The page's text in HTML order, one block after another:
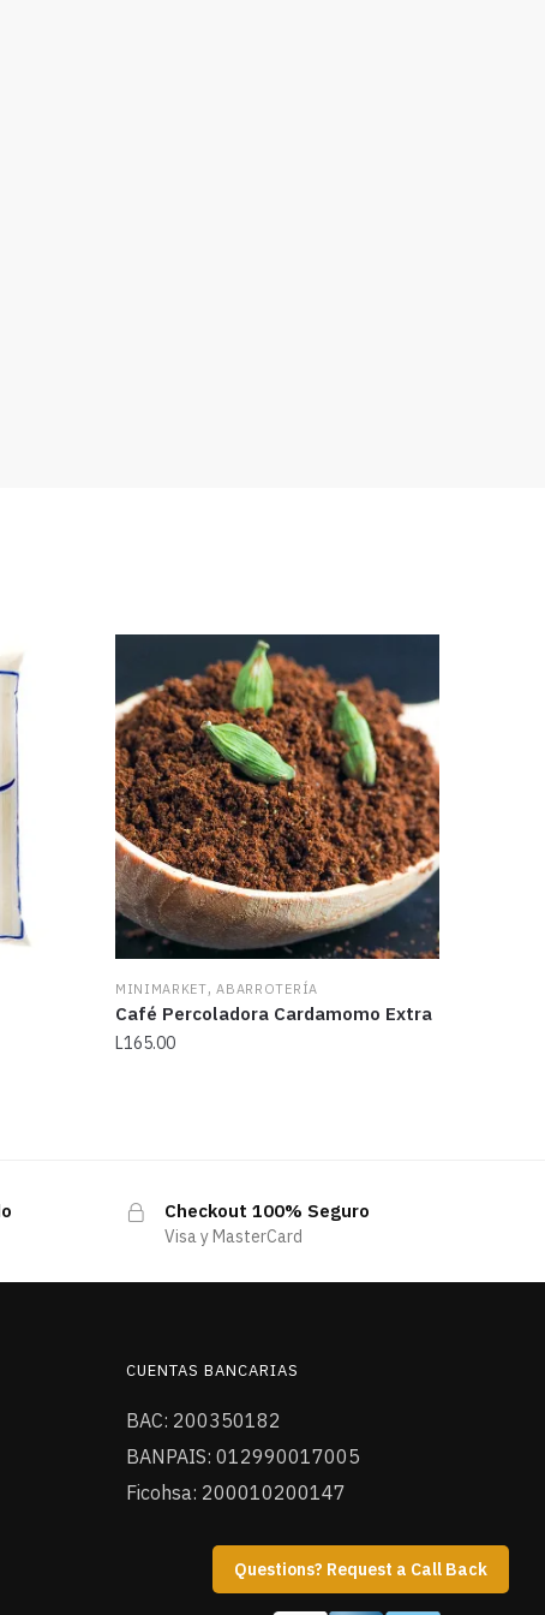
Questions? Request a Call Back
MINIMARKET,ABARROTERÍA
Café Percoladora Cardamomo Extra
L165.00
Checkout 100% Seguro
Visa y MasterCard
CUENTAS BANCARIAS
BAC: 200350182
BANPAIS: 012990017005
Ficohsa: 200010200147